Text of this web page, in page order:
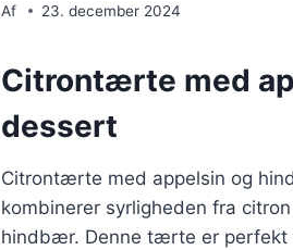
Af 23. december 2024
Citrontærte med
dessert
Citrontærte med appelsin og
kombinerer syrligheden fra
hindbær. Denne tærte er perfekt